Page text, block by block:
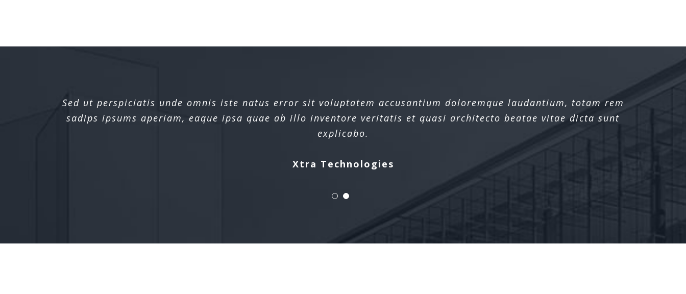
Sed ut perspiciatis unde omnis iste natus error sit voluptatem accusantium doloremque laudantium, totam rem
sadips ipsums aperiam, eaque ipsa quae ab illo inventore veritatis et quasi architecto beatae vitae dicta sunt
explicabo.
Xtra Technologies